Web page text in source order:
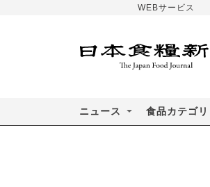
WEBサービス
ニュース 食品カテゴリ